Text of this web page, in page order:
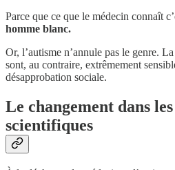
Parce que ce que le médecin connaît
homme blanc.
Or, l’autisme n’annule pas le genre.
sont, au contraire, extrêmement
désapprobation sociale.
Le changement dans
scientifiques